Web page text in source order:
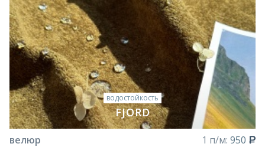
водостойкость
FJORD
велюр 1 п/м: 950